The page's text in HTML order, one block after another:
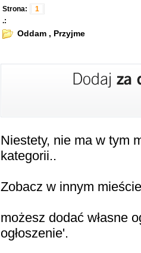
Strona:
1
.:
Oddam , Przyjme
Niestety, nie ma w tym
kategorii..
Zobacz w innym
możesz dodać własne
ogłoszenie'.